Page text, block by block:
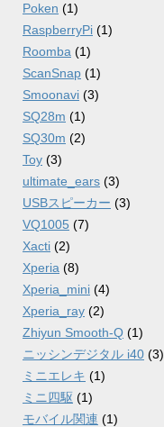
Poken (1)
RaspberryPi (1)
Roomba (1)
ScanSnap (1)
Smoonavi (3)
SQ28m (1)
SQ30m (2)
Toy (3)
ultimate_ears (3)
USBスピーカー (3)
VQ1005 (7)
Xacti (2)
Xperia (8)
Xperia_mini (4)
Xperia_ray (2)
Zhiyun Smooth-Q (1)
ニッシンデジタル i40 (3)
ミニエレキ (1)
ミニ四駆 (1)
モバイル関連 (1)